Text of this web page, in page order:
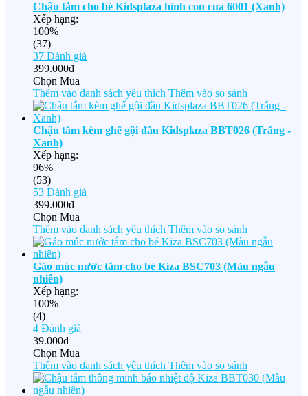
Chậu tắm cho bé Kidsplaza hình con cua 6001 (Xanh)
Xếp hạng:
100%
(37)
37 Đánh giá
399.000đ
Chọn Mua
Thêm vào danh sách yêu thích Thêm vào so sánh
Chậu tắm kèm ghế gội đầu Kidsplaza BBT026 (Trắng -
Xanh)
Xếp hạng:
96%
(53)
53 Đánh giá
399.000đ
Chọn Mua
Thêm vào danh sách yêu thích Thêm vào so sánh
Gáo múc nước tắm cho bé Kiza BSC703 (Màu ngẫu
nhiên)
Xếp hạng:
100%
(4)
4 Đánh giá
39.000đ
Chọn Mua
Thêm vào danh sách yêu thích Thêm vào so sánh